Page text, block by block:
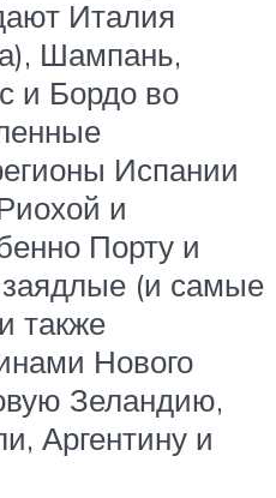
Италия
Шампань,
и Бордо во
Испании
и
Порту и
(и самые
также
Нового
Зеландию,
Аргентину и